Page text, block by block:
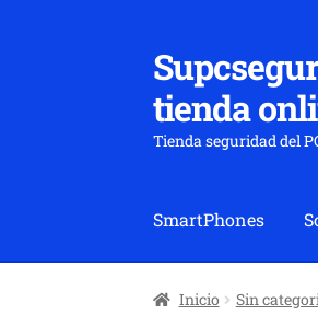
Ir
a
la
navegación
Ir
al
contenido
tienda
Tienda seguridad del
SmartPhones
Inicio Sin